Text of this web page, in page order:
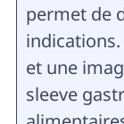
permet de
et une
sleeve